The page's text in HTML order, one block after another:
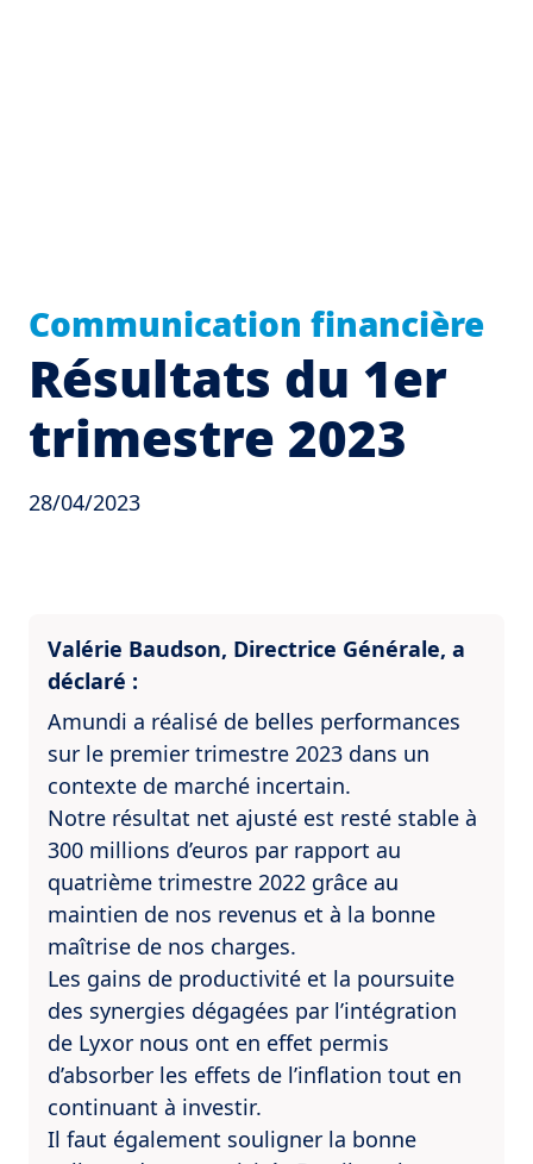
Communication financière
Résultats du 1er
trimestre 2023
28/04/2023
Valérie Baudson, Directrice Générale, a
déclaré :
Amundi a réalisé de belles performances
sur le premier trimestre 2023 dans un
contexte de marché incertain.
Notre résultat net ajusté est resté stable à
300 millions d’euros par rapport au
quatrième trimestre 2022 grâce au
maintien de nos revenus et à la bonne
maîtrise de nos charges.
Les gains de productivité et la poursuite
des synergies dégagées par l’intégration
de Lyxor nous ont en effet permis
d’absorber les effets de l’inflation tout en
continuant à investir.
Il faut également souligner la bonne